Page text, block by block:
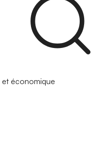
et économique